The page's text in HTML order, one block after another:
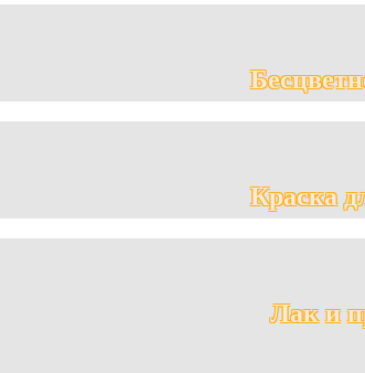
Краска
Лак и